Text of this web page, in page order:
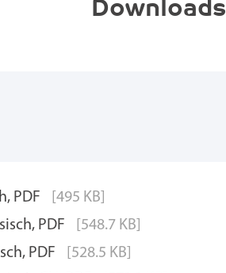
Downloads
PDF
[495 KB]
PDF
[548.7 KB]
PDF
[528.5 KB]